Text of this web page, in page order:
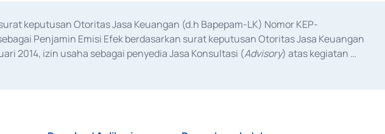
keputusan Otoritas Jasa Keuangan (d.h Bapepam-LK) Nomor KEP-
Penjamin Emisi Efek berdasarkan surat keputusan Otoritas Jasa Keuangan
2014, izin usaha sebagai penyedia Jasa Konsultasi (Advisory) atas kegiatan